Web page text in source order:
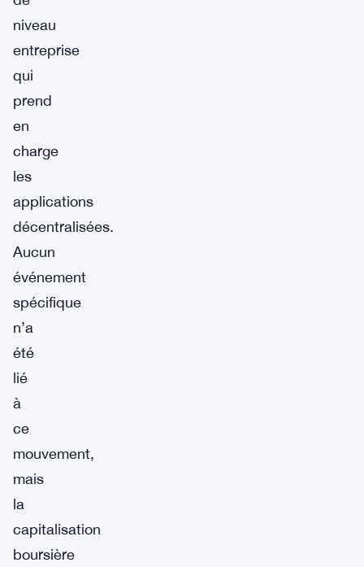
niveau
entreprise
qui
prend
en
charge
les
applications
décentralisées.
Aucun
événement
spécifique
n’a
été
lié
à
ce
mouvement,
mais
la
capitalisation
boursière